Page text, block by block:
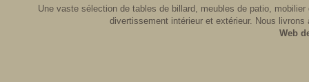
Une vaste sélection de tables de billard, meubles de patio,
divertissement intérieur et extérieur. Nous
Web